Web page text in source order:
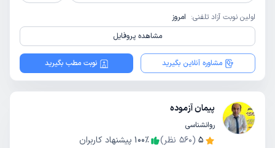
اولین نوبت آزاد تلفنی: امروز
مشاهده پروفایل
مشاوره آنلاین بگیرید نوبت مطب بگیرید
پیمان آزموده
روانشناسی
5
(
560 نظر) 100٪
پیشنهاد کاربران